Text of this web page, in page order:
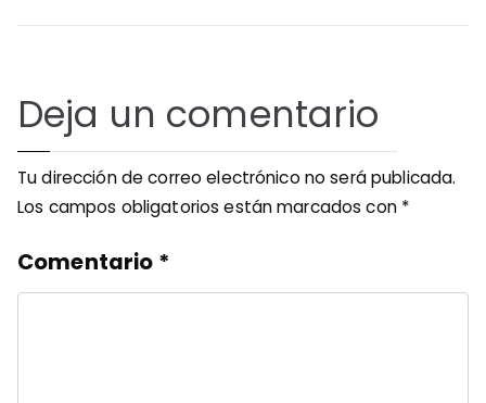
Deja un comentario
Tu dirección de correo electrónico no será publicada.
Los campos obligatorios están marcados con *
Comentario *